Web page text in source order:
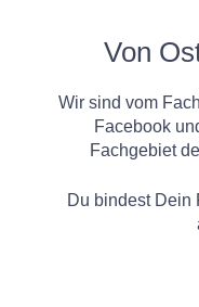
Von
Wir sind vom
Facebook
Fachgebiet
Du bindest Dein